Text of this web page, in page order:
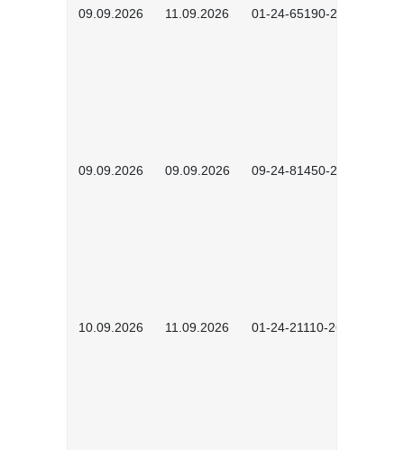
09.09.2026 11.09.2026 01-24-65190-2603
09.09.2026 09.09.2026 09-24-81450-2603
10.09.2026 11.09.2026 01-24-21110-2603